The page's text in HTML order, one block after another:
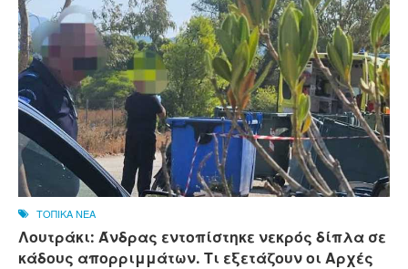
ΤΟΠΙΚΑ ΝΕΑ
Λουτράκι: Άνδρας εντοπίστηκε νεκρός δίπλα σε
κάδους απορριμμάτων. Τι εξετάζουν οι Αρχές